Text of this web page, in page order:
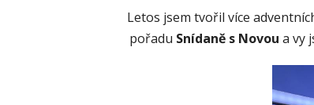
Letos jsem tvořil více
pořadu Snídaně s Novou a vy